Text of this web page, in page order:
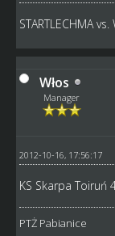
STARTLECHMA
Włos
Manager
2012-10-16, 17:56:17
KS Skarpa Toiruń
PTŻ Pabianice